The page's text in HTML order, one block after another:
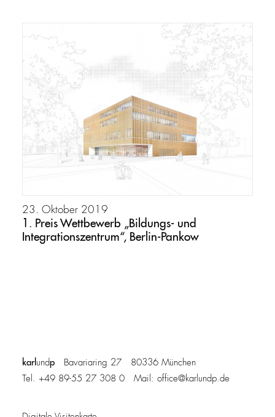
23. Oktober 2019
1. Preis Wettbewerb „Bildungs- und
Integrationszentrum“, Berlin-Pankow
karl undp Bavariaring 27 80336 München
Tel. +49 89-55 27 308 0 Mail: office@karlundp.de